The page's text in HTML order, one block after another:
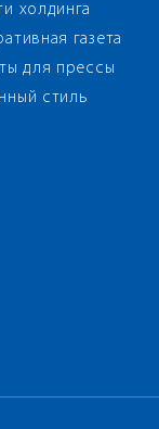
холдинга
газета
для прессы
стиль